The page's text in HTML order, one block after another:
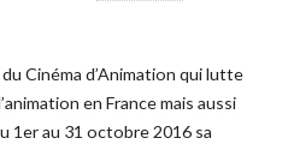
Cinéma d’Animation qui lutte
en France mais aussi
1er au 31 octobre 2016 sa